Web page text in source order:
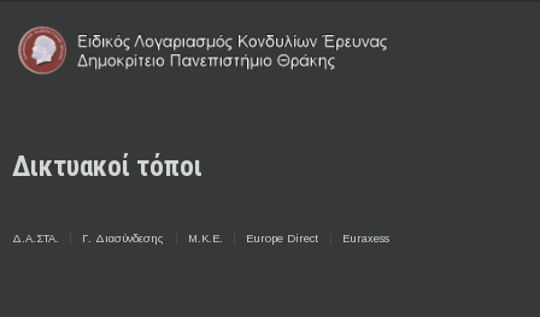
Δικτυακοί τόποι
Δ.Α.ΣΤΑ. Γ. Διασύνδεσης Μ.Κ.Ε. Europe Direct Euraxess